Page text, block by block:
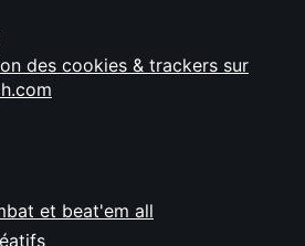
des cookies & trackers sur
et beat'em all